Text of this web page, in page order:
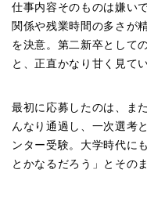
仕事内容そのものは嫌い
関係や残業時間の多さが
を決意。第二新卒として
と、正直かなり甘く見て
最初に応募したのは、ま
んなり通過し、一次選考
ンター受験。大学時代に
とかなるだろう」とその